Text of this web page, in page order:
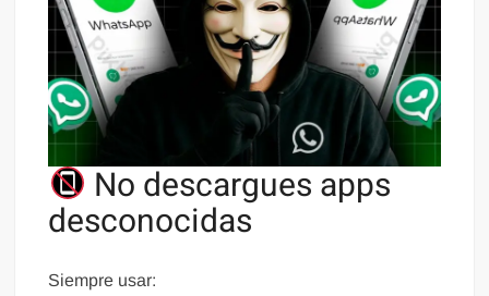
No descargues apps
desconocidas
Siempre usar: